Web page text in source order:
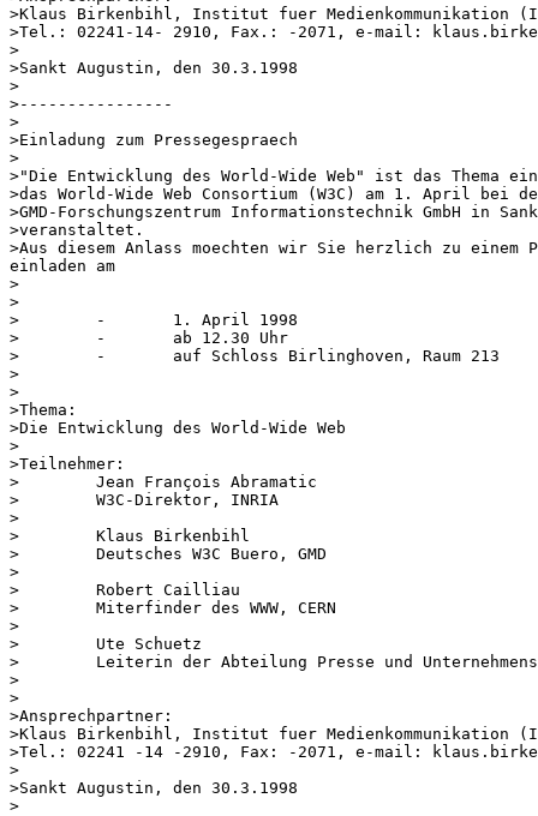
>Klaus Birkenbihl, Institut fuer Medienkommunikation
>Tel.: 02241-14- 2910, Fax.: -2071, e-mail:
>
>Sankt Augustin, den 30.3.1998
>
>----------------
>
>Einladung zum Pressegespraech
>
>"Die Entwicklung des World-Wide Web" ist das Thema
>das World-Wide Web Consortium (W3C) am 1. April bei
>GMD-Forschungszentrum Informationstechnik GmbH in
>veranstaltet.
>Aus diesem Anlass moechten wir Sie herzlich zu einem
einladen am
>
>
>        -       1. April 1998
>        -       ab 12.30 Uhr
>        -       auf Schloss Birlinghoven, Raum 213
>
>
>Thema:
>Die Entwicklung des World-Wide Web
>
>Teilnehmer:
>        Jean François Abramatic
>        W3C-Direktor, INRIA
>
>        Klaus Birkenbihl
>        Deutsches W3C Buero, GMD
>
>        Robert Cailliau
>        Miterfinder des WWW, CERN
>
>        Ute Schuetz
>        Leiterin der Abteilung Presse und
>
>
>Ansprechpartner:
>Klaus Birkenbihl, Institut fuer Medienkommunikation
>Tel.: 02241 -14 -2910, Fax: -2071, e-mail:
>
>Sankt Augustin, den 30.3.1998
>